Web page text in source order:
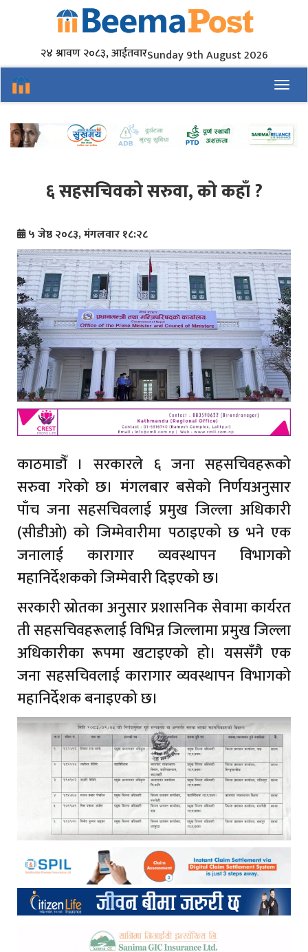
२४ श्रावण २०८३, आईतवारSunday 9th August 2026
६ सहसचिवको सरुवा, को कहाँ ?
५ जेष्ठ २०८३, मंगलवार १८:२८
काठमाडौँ । सरकारले ६ जना सहसचिवहरूको
सरुवा गरेको छ। मंगलबार बसेको निर्णयअनुसार
पाँच जना सहसचिवलाई प्रमुख जिल्ला अधिकारी
(सीडीओ) को जिम्मेवारीमा पठाइएको छ भने एक
जनालाई कारागार व्यवस्थापन विभागको
महानिर्देशकको जिम्मेवारी दिइएको छ।
सरकारी स्रोतका अनुसार प्रशासनिक सेवामा कार्यरत
ती सहसचिवहरूलाई विभिन्न जिल्लामा प्रमुख जिल्ला
अधिकारीका रूपमा खटाइएको हो। यससँगै एक
जना सहसचिवलाई कारागार व्यवस्थापन विभागको
महानिर्देशक बनाइएको छ।